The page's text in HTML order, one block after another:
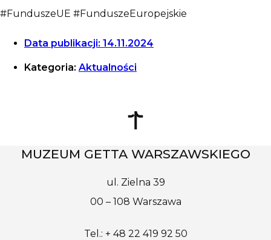
#FunduszeUE #FunduszeEuropejskie
Data publikacji: 14.11.2024
Kategoria: Aktualności
MUZEUM GETTA WARSZAWSKIEGO
ul. Zielna 39
00 – 108 Warszawa
Tel.: + 48 22 419 92 50